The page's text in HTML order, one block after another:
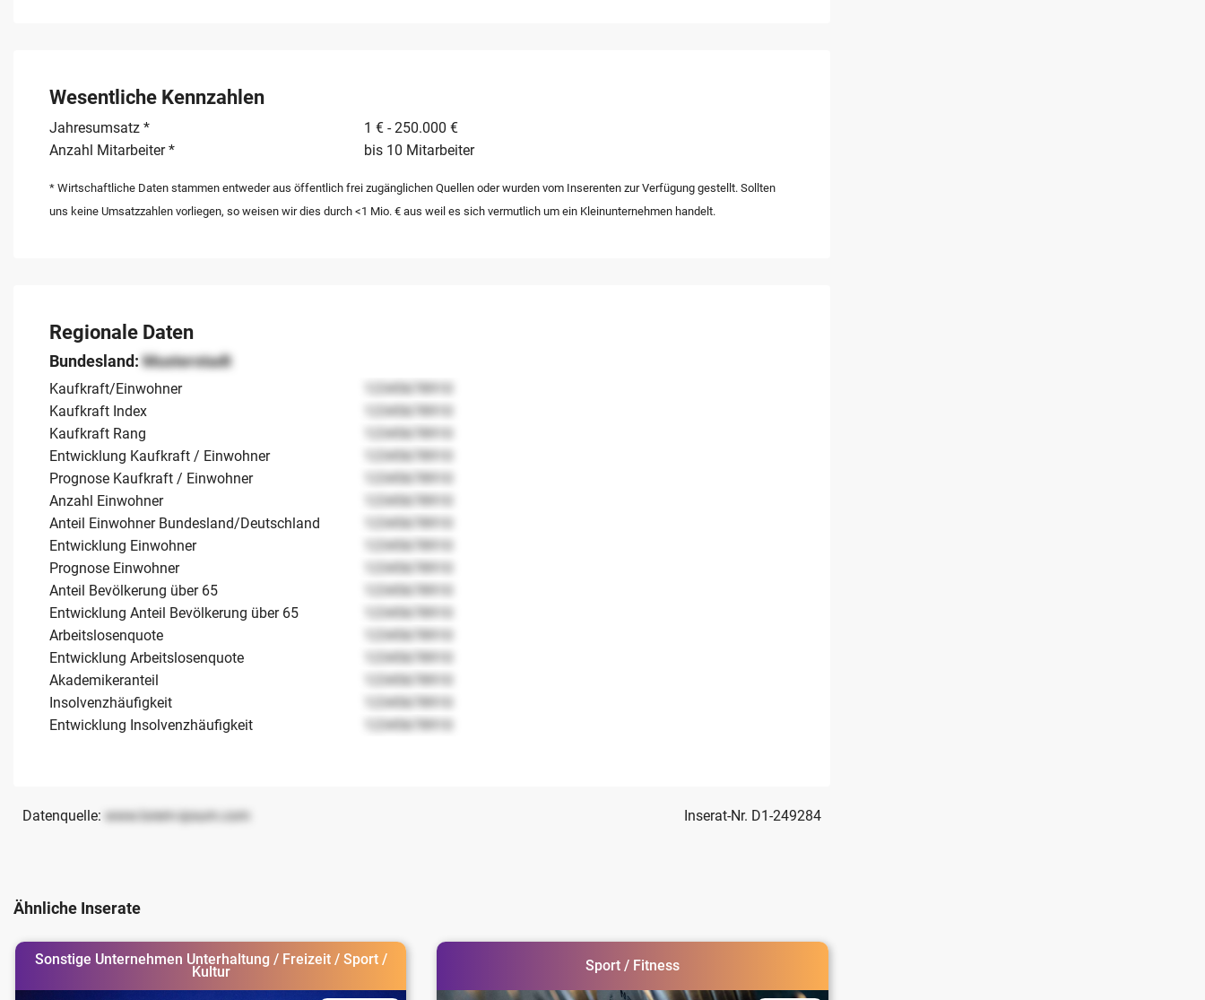
Wesentliche Kennzahlen
Jahresumsatz *
1 € - 250.000 €
Anzahl Mitarbeiter *
bis 10 Mitarbeiter
* Wirtschaftliche Daten stammen entweder aus öffentlich frei zugänglichen Quellen oder wurden vom Inserenten zur Verfügung gestellt. Sollten
uns keine Umsatzzahlen vorliegen, so weisen wir dies durch <1 Mio. € aus weil es sich vermutlich um ein Kleinunternehmen handelt.
Regionale Daten
Bundesland:Musterstadt
Kaufkraft/Einwohner
12345678910
Kaufkraft Index
12345678910
Kaufkraft Rang
12345678910
Entwicklung Kaufkraft / Einwohner
12345678910
Prognose Kaufkraft / Einwohner
12345678910
Anzahl Einwohner
12345678910
Anteil Einwohner Bundesland/Deutschland
12345678910
Entwicklung Einwohner
12345678910
Prognose Einwohner
12345678910
Anteil Bevölkerung über 65
12345678910
Entwicklung Anteil Bevölkerung über 65
12345678910
Arbeitslosenquote
12345678910
Entwicklung Arbeitslosenquote
12345678910
Akademikeranteil
12345678910
Insolvenzhäufigkeit
12345678910
Entwicklung Insolvenzhäufigkeit
12345678910
Datenquelle: www.lorem-ipsum.com Inserat-Nr. D1-249284
Ähnliche Inserate
Sonstige Unternehmen Unterhaltung / Freizeit / Sport /
Kultur Sport / Fitness